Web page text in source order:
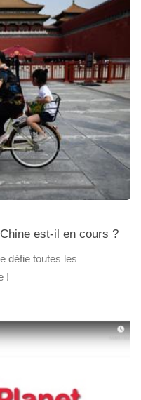
est-il en cours ?
défie toutes les
!